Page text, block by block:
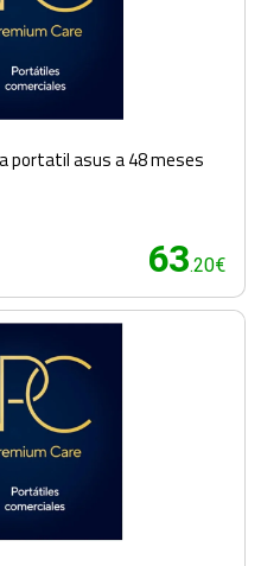
portatil asus a 48 meses
63.20€